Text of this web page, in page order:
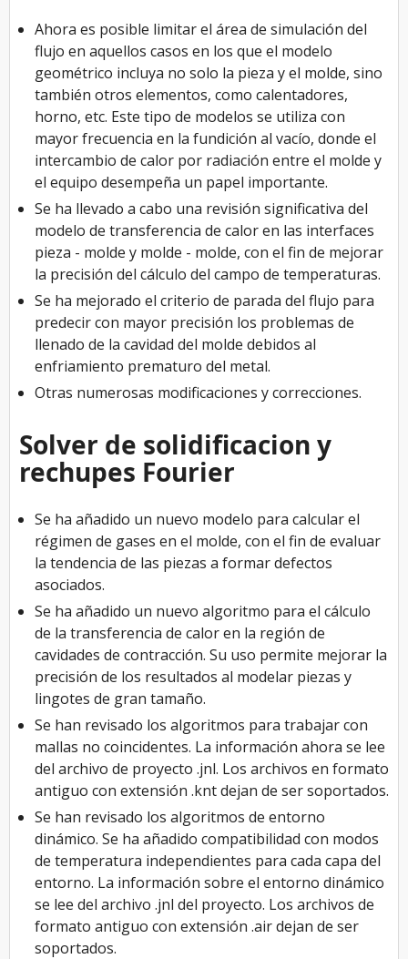
Ahora es posible limitar el área de simulación del
flujo en aquellos casos en los que el modelo
geométrico incluya no solo la pieza y el molde, sino
también otros elementos, como calentadores,
horno, etc. Este tipo de modelos se utiliza con
mayor frecuencia en la fundición al vacío, donde el
intercambio de calor por radiación entre el molde y
el equipo desempeña un papel importante.
Se ha llevado a cabo una revisión significativa del
modelo de transferencia de calor en las interfaces
pieza - molde y molde - molde, con el fin de mejorar
la precisión del cálculo del campo de temperaturas.
Se ha mejorado el criterio de parada del flujo para
predecir con mayor precisión los problemas de
llenado de la cavidad del molde debidos al
enfriamiento prematuro del metal.
Otras numerosas modificaciones y correcciones.
Solver de solidificacion y
rechupes Fourier
Se ha añadido un nuevo modelo para calcular el
régimen de gases en el molde, con el fin de evaluar
la tendencia de las piezas a formar defectos
asociados.
Se ha añadido un nuevo algoritmo para el cálculo
de la transferencia de calor en la región de
cavidades de contracción. Su uso permite mejorar la
precisión de los resultados al modelar piezas y
lingotes de gran tamaño.
Se han revisado los algoritmos para trabajar con
mallas no coincidentes. La información ahora se lee
del archivo de proyecto .jnl. Los archivos en formato
antiguo con extensión .knt dejan de ser soportados.
Se han revisado los algoritmos de entorno
dinámico. Se ha añadido compatibilidad con modos
de temperatura independientes para cada capa del
entorno. La información sobre el entorno dinámico
se lee del archivo .jnl del proyecto. Los archivos de
formato antiguo con extensión .air dejan de ser
soportados.